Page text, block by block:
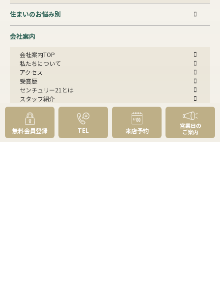
住まいのお悩み別
会社案内
会社案内TOP
私たちについて
アクセス
受賞歴
センチュリー21とは
スタッフ紹介
お客様の声
成約事例
スタッフブログ
お知らせ
採用情報
無料会員登録 TEL 来店予約
営業日の
ご案内